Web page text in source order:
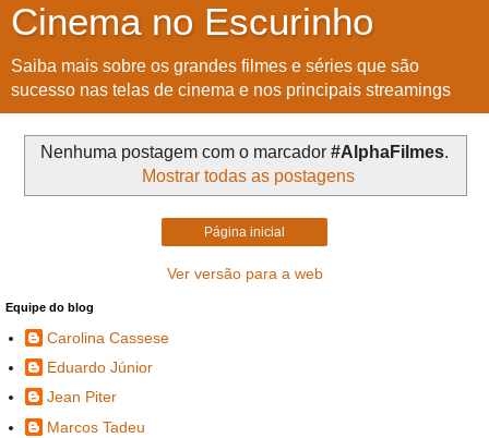
Cinema no Escurinho
Saiba mais sobre os grandes filmes e séries que são
sucesso nas telas de cinema e nos principais streamings
Nenhuma postagem com o marcador #AlphaFilmes.
Mostrar todas as postagens
Página inicial
Ver versão para a web
Equipe do blog
Carolina Cassese
Eduardo Júnior
Jean Piter
Marcos Tadeu